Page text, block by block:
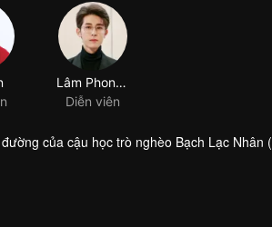
Lâm Phong Tùng
Diễn viên
của cậu học trò nghèo Bạch Lạc
hôn với Cố Uy Đình – cha của Cố Hải, và
đã bỏ nhà ra đi và vô tình chuyển đến ngôi